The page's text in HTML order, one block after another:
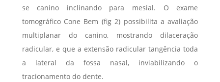
se canino inclinando para mesial. O exame
tomográfico Cone Bem (fig 2) possibilita a avaliação
multiplanar do canino, mostrando dilaceração
radicular, e que a extensão radicular tangência toda
a lateral da fossa nasal, inviabilizando o
tracionamento do dente.